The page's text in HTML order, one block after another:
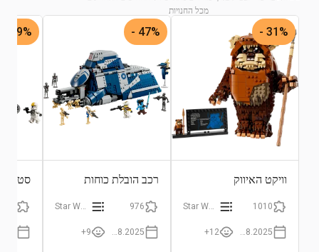
מכל החנויות
התחבר לצפייה בגרף 31% -
וויקט האיווק
1010
12+
47% -
רכב הובלת כוחות
976
9+
39% -